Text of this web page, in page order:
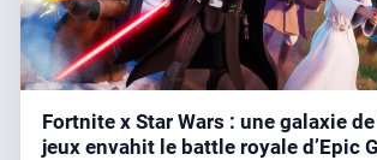
Fortnite x Star Wars : une galaxie
jeux envahit le battle royale d’Epic